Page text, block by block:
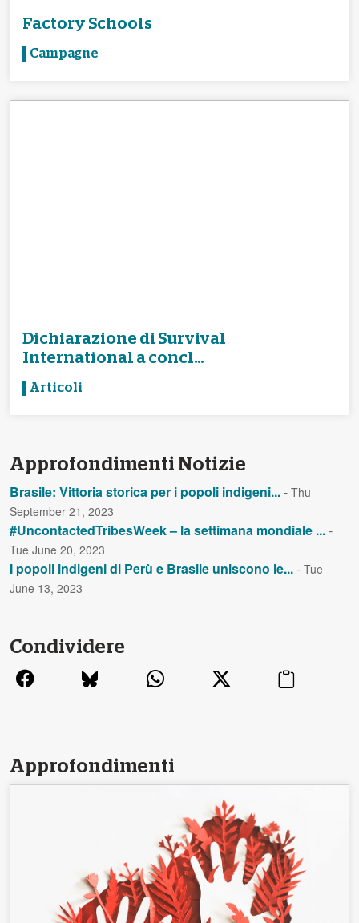
Factory Schools
Campagne
Dichiarazione di Survival
International a concl...
Articoli
Approfondimenti Notizie
Brasile: Vittoria storica per i popoli indigeni...- Thu
September 21, 2023
#UncontactedTribesWeek – la settimana mondiale ...-
Tue June 20, 2023
I popoli indigeni di Perù e Brasile uniscono le...- Tue
June 13, 2023
Condividere
Approfondimenti